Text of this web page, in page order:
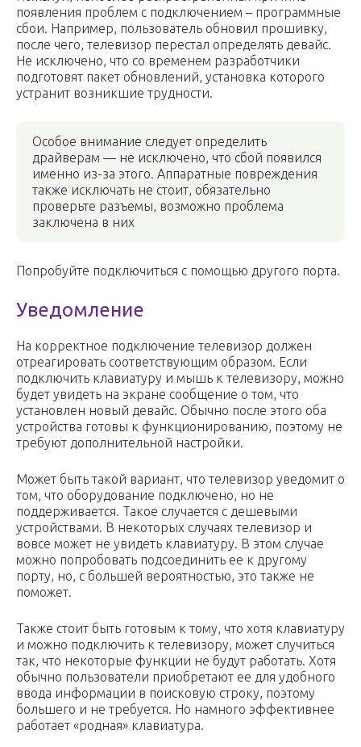
появления проблем с подключением – программные
сбои. Например, пользователь обновил прошивку,
после чего, телевизор перестал определять девайс.
Не исключено, что со временем разработчики
подготовят пакет обновлений, установка которого
устранит возникшие трудности.
Особое внимание следует определить
драйверам — не исключено, что сбой появился
именно из-за этого. Аппаратные повреждения
также исключать не стоит, обязательно
проверьте разъемы, возможно проблема
заключена в них
Попробуйте подключиться с помощью другого порта.
Уведомление
На корректное подключение телевизор должен
отреагировать соответствующим образом. Если
подключить клавиатуру и мышь к телевизору, можно
будет увидеть на экране сообщение о том, что
установлен новый девайс. Обычно после этого оба
устройства готовы к функционированию, поэтому не
требуют дополнительной настройки.
Может быть такой вариант, что телевизор уведомит о
том, что оборудование подключено, но не
поддерживается. Такое случается с дешевыми
устройствами. В некоторых случаях телевизор и
вовсе может не увидеть клавиатуру. В этом случае
можно попробовать подсоединить ее к другому
порту, но, с большей вероятностью, это также не
поможет.
Также стоит быть готовым к тому, что хотя клавиатуру
и можно подключить к телевизору, может случиться
так, что некоторые функции не будут работать. Хотя
обычно пользователи приобретают ее для удобного
ввода информации в поисковую строку, поэтому
большего и не требуется. Но намного эффективнее
работает «родная» клавиатура.